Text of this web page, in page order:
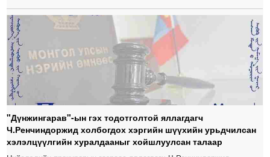
"Дүнжингарав"-ын гэх тодотголтой яллагдагч
Ч.Ренчиндоржид холбогдох хэргийн шүүхийн урьдчилсан
хэлэлцүүлгийн хуралдааныг хойшлуулсан талаар